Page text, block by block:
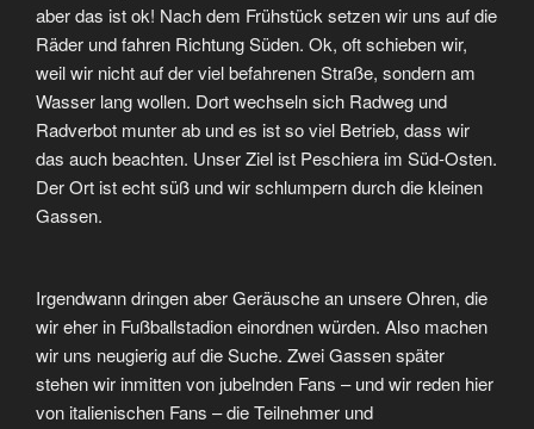
aber das ist ok! Nach dem Frühstück setzen wir uns auf die
Räder und fahren Richtung Süden. Ok, oft schieben wir,
weil wir nicht auf der viel befahrenen Straße, sondern am
Wasser lang wollen. Dort wechseln sich Radweg und
Radverbot munter ab und es ist so viel Betrieb, dass wir
das auch beachten. Unser Ziel ist Peschiera im Süd-Osten.
Der Ort ist echt süß und wir schlumpern durch die kleinen
Gassen.
Irgendwann dringen aber Geräusche an unsere Ohren, die
wir eher in Fußballstadion einordnen würden. Also machen
wir uns neugierig auf die Suche. Zwei Gassen später
stehen wir inmitten von jubelnden Fans – und wir reden hier
von italienischen Fans – die Teilnehmer und